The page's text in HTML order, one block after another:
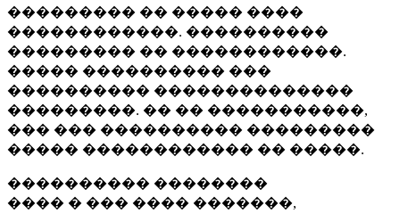
��������� �� ����� ����
������������. ����������
��������� �� ������������.
����� ���������� ���
���������� ��������������
���������. �� �� �����������,
��� ��� ���������� ���������
����� ������������ �� �����.
���������� ��������
���� � ��� ���� �������,